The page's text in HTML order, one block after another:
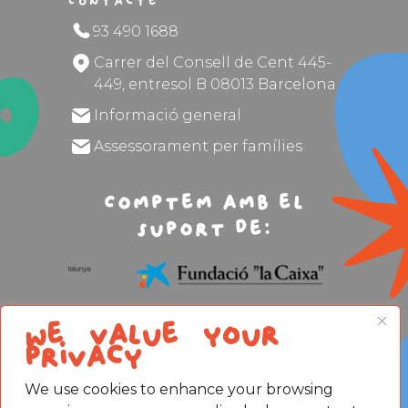
We value your
privacy
We use cookies to enhance your browsing
93 490 1688
Carrer del Consell de Cent 445-
449, entresol B 08013 Barcelona
Informació general
Assessorament per famílies
Comptem amb el
suport de:
Avís legal